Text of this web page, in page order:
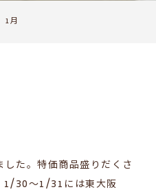
1月
た。特価商品盛りだくさ
1/30～1/31には東大阪